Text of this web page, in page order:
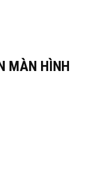
MÀN HÌNH